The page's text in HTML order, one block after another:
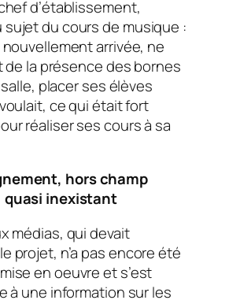
d’établissement,
du cours de musique :
arrivée, ne
de la présence des bornes
placer ses élèves
ce qui était fort
réaliser ses cours à sa
hors champ
quasi inexistant
médias, qui devait
projet, n’a pas encore été
en oeuvre et s’est
à une information sur les